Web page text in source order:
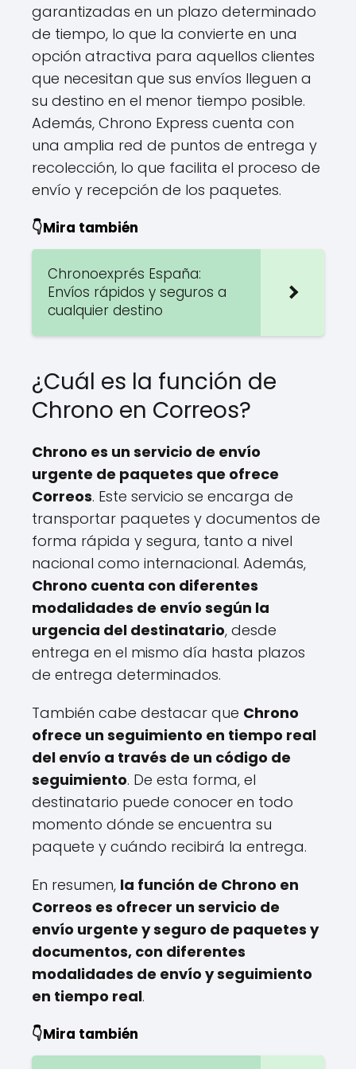
garantizadas en un plazo determinado
de tiempo, lo que la convierte en una
opción atractiva para aquellos clientes
que necesitan que sus envíos lleguen a
su destino en el menor tiempo posible.
Además, Chrono Express cuenta con
una amplia red de puntos de entrega y
recolección, lo que facilita el proceso de
envío y recepción de los paquetes.
👇Mira también
Chronoexprés España:
Envíos rápidos y seguros a
cualquier destino
¿Cuál es la función de
Chrono en Correos?
Chrono es un servicio de envío
urgente de paquetes que ofrece
Correos. Este servicio se encarga de
transportar paquetes y documentos de
forma rápida y segura, tanto a nivel
nacional como internacional. Además,
Chrono cuenta con diferentes
modalidades de envío según la
urgencia del destinatario, desde
entrega en el mismo día hasta plazos
de entrega determinados.
También cabe destacar que Chrono
ofrece un seguimiento en tiempo real
del envío a través de un código de
seguimiento. De esta forma, el
destinatario puede conocer en todo
momento dónde se encuentra su
paquete y cuándo recibirá la entrega.
En resumen, la función de Chrono en
Correos es ofrecer un servicio de
envío urgente y seguro de paquetes y
documentos, con diferentes
modalidades de envío y seguimiento
en tiempo real.
👇Mira también